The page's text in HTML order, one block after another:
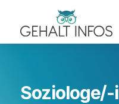
Soziologe/-